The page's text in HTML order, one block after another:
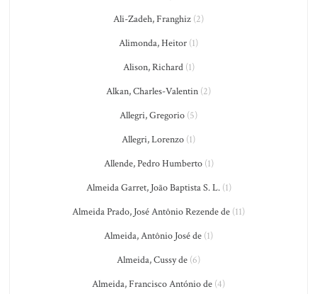
Ali-Zadeh, Franghiz (2)
Alimonda, Heitor (1)
Alison, Richard(1)
Alkan, Charles-Valentin (2)
Allegri, Gregorio (5)
Allegri, Lorenzo (1)
Allende, Pedro Humberto(1)
Almeida Garret, João Baptista S. L.(1)
Almeida Prado, José Antônio Rezende de (11)
Almeida, Antônio José de (1)
Almeida, Cussy de (6)
Almeida, Francisco António de (4)